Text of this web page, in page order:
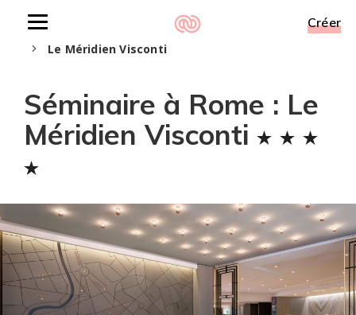
Toggle
Créer
Accueil Séminaire à Rome Hôtels à Rome
Le Méridien Visconti
Séminaire à Rome : Le
Méridien Visconti